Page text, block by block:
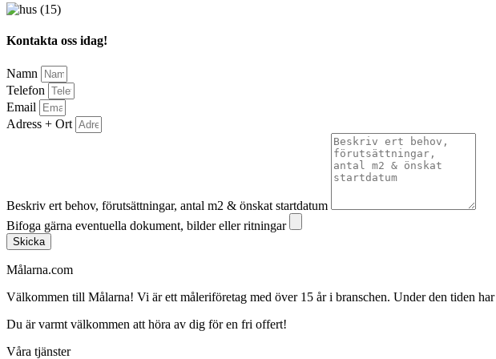
Kontakta oss idag!
Namn
Telefon
Email
Adress + Ort
Beskriv ert behov, förutsättningar, antal m2 & önskat startdatum
Bifoga gärna eventuella dokument, bilder eller ritningar
Skicka
Målarna.com
Välkommen till Målarna! Vi är ett måleriföretag med över 15 år i branschen. Under den tiden
Du är varmt välkommen att höra av dig för en fri offert!
Våra tjänster